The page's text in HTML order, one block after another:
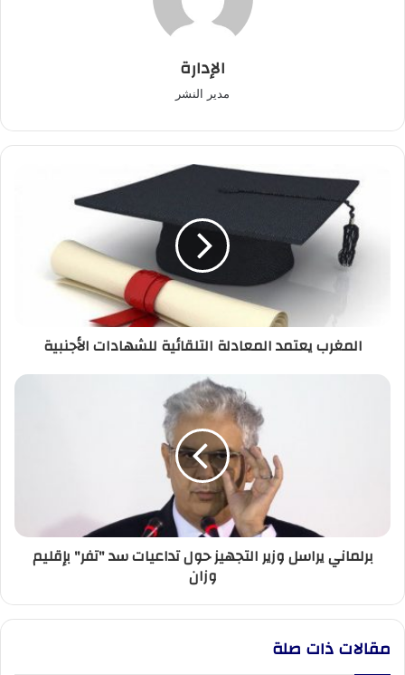
الإدارة
مدير النشر
المعادلة
التلقائية
للشهادات
المغرب يعتمد المعادلة التلقائية للشهادات الأجنبية
بإقليم
وزانبرلماني يراسل وزير التجهيز حول تداعيات سد "تفر" بإقليم
وزان
مقالات ذات صلة